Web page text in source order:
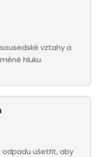
vztahy a
hluku.
odpadu ušetřit, aby